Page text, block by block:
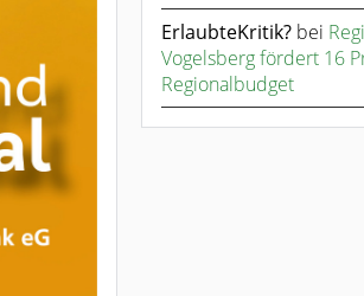
ErlaubteKritik? bei
Vogelsberg fördert 16
Regionalbudget